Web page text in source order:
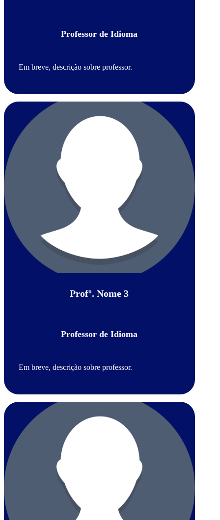
Professor de Idioma
Em breve, descrição sobre professor.
Profº. Nome 3
Professor de Idioma
Em breve, descrição sobre professor.